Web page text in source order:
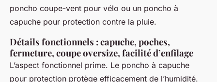
poncho coupe-vent pour vélo ou un poncho à
capuche pour protection contre la pluie.
Détails fonctionnels : capuche, poches,
fermeture, coupe oversize, facilité d’enfilage
L’aspect fonctionnel prime. Le poncho à capuche
pour protection protège efficacement de l’humidité.